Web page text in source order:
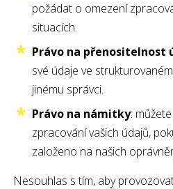
požádat o omezení
situacích.
Právo na přenositelnost
své údaje ve
jinému správci.
Právo na námitky:
zpracování vašich údajů,
založeno na našich
Nesouhlas s tím, aby